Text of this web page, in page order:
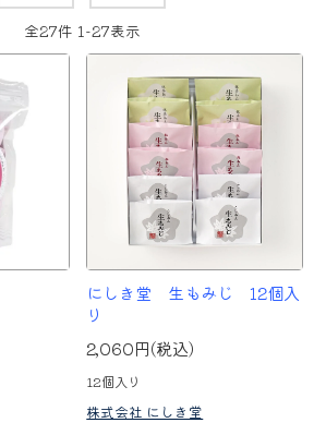
全27件 1-27表示
にしき堂 生もみじ 12個入
り
2,060円(税込)
12個入り
株式会社 にしき堂